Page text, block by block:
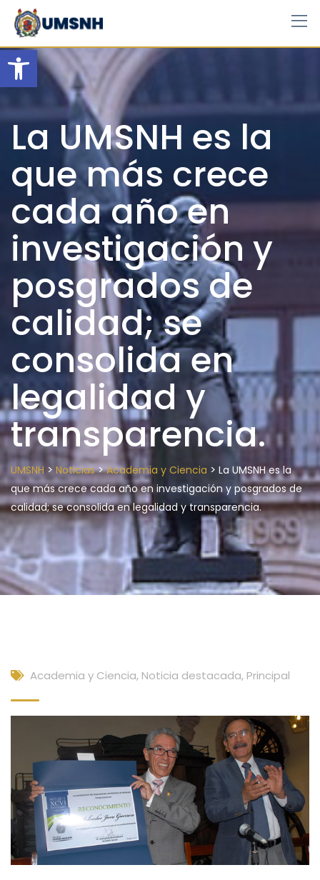
Open toolbar
Skip
content
La UMSNH es la
que más crece
cada año en
investigación y
posgrados de
calidad; se
consolida en
legalidad y
transparencia.
UMSNH > Noticias>Academia y Ciencia > La UMSNH es la
que más crece cada año en investigación y posgrados de
calidad; se consolida en legalidad y transparencia.
Academia y Ciencia, Noticia destacada, Principal